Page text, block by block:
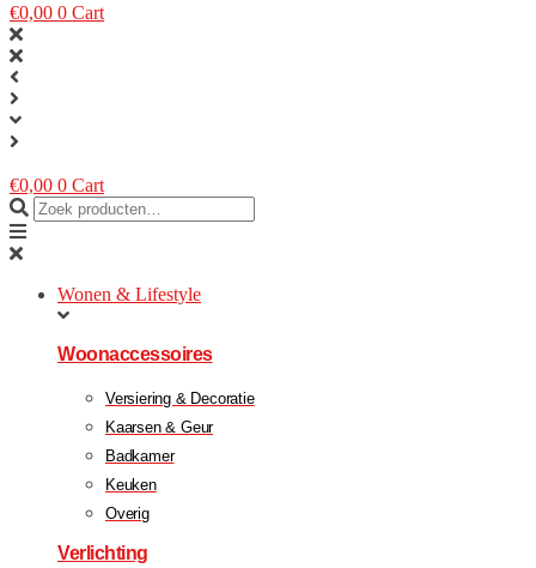
€0,00 0 Cart
€0,00 0 Cart
Wonen & Lifestyle
Woonaccessoires
Versiering & Decoratie
Kaarsen & Geur
Badkamer
Keuken
Overig
Verlichting